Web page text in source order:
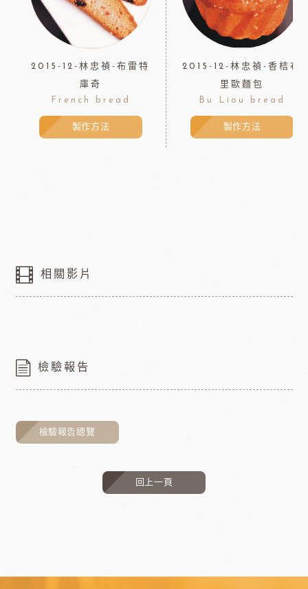
2015-12-林忠禎-布雷特
庫奇
French bread
製作方法
2015-12-林忠禎-香桔布
里歐麵包
Bu Liou bread
製作方法
相關影片
檢驗報告
檢驗報告總覽
回上一頁